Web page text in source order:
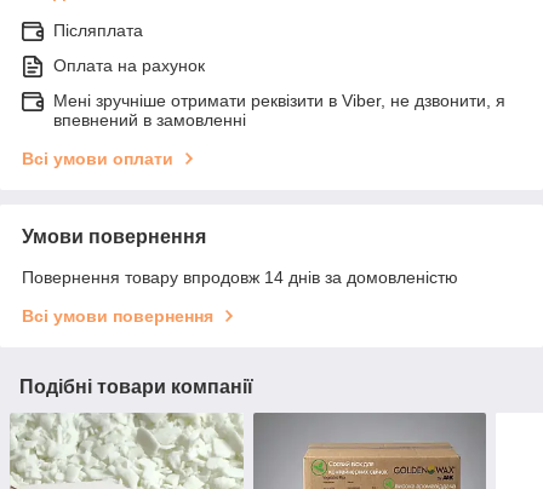
Післяплата
Оплата на рахунок
Мені зручніше отримати реквізити в Viber, не дзвонити, я
впевнений в замовленні
Всі умови оплати
Умови повернення
Повернення товару впродовж 14 днів за домовленістю
Всі умови повернення
Подібні товари компанії